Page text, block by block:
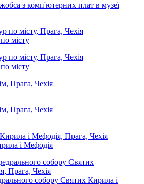
з комп'ютерних плат в музеї
місту
місту
і Мефодія
собору Святих Кирила і